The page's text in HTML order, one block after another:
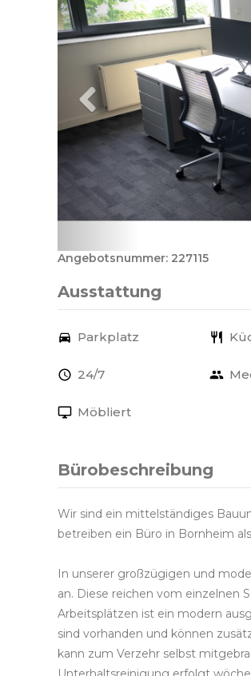
Angebotsnummer: 227115
Ausstattung
Parkplatz
24/7
Möbliert
Bürobeschreibung
Wir sind ein mittelständiges
betreiben ein Büro in Bornheim
In unserer großzügigen und
an. Diese reichen vom einzelnen
Arbeitsplätzen ist ein modern
sind vorhanden und können
kann zum Verzehr selbst